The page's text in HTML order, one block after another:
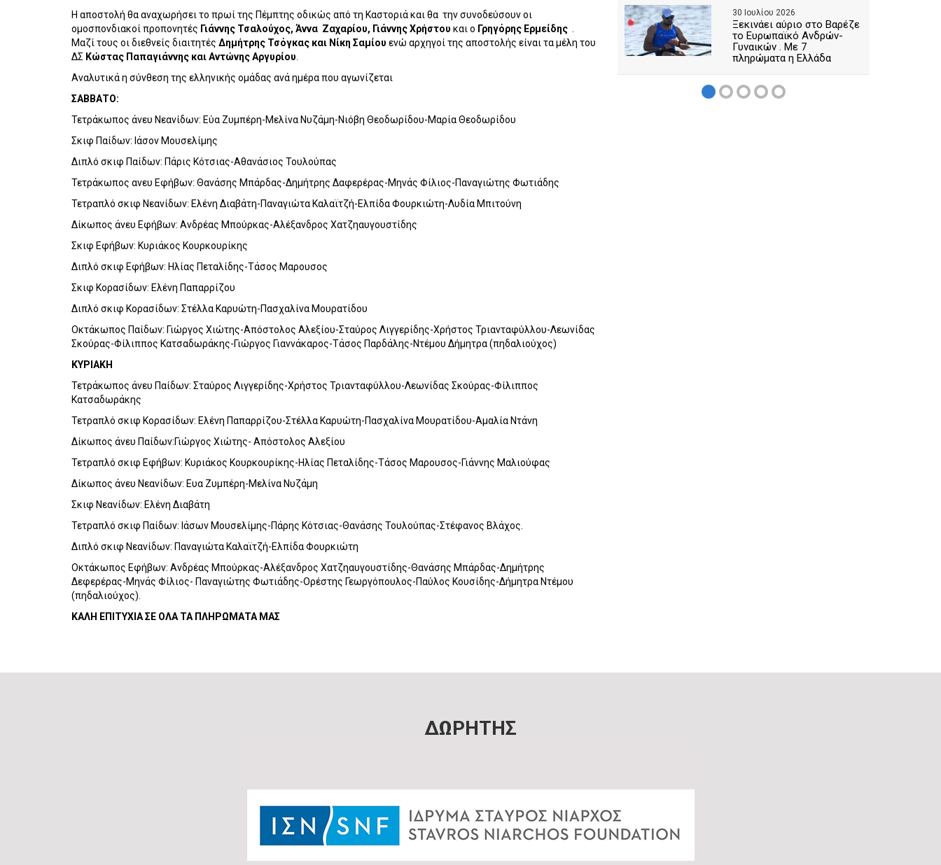
Η αποστολή θα αναχωρήσει το πρωί της Πέμπτης οδικώς από τη Καστοριά και θα την συνοδεύσουν οι
ομοσπονδιακοί προπονητές Γιάννης Τσαλούχος, Άννα Ζαχαρίου, Γιάννης Χρήστου και ο Γρηγόρης Ερμείδης
Μαζί τους οι διεθνείς διαιτητές Δημήτρης Τσόγκας και Νίκη Σαμίου ενώ αρχηγοί της αποστολής είναι τα μέλη του
ΔΣ Κώστας Παπαγιάννης και Αντώνης Αργυρίου
Αναλυτικά η σύνθεση της ελληνικής ομάδας ανά ημέρα που αγωνίζεται
ΣΑΒΒΑΤΟ:
Τετράκωπος άνευ Νεανίδων: Εύα Ζυμπέρη-Μελίνα Νυζάμη-Νιόβη Θεοδωρίδου-Μαρία Θεοδωρίδου
Σκιφ Παίδων: Ιάσον Μουσελίμης
Διπλό σκιφ Παίδων: Πάρις Κότσιας-Αθανάσιος Τουλούπας
Τετράκωπος ανευ Εφήβων: Θανάσης Μπάρδας-Δημήτρης Δαφερέρας-Μηνάς Φίλιος-Παναγιώτης Φωτιάδης
Τετραπλό σκιφ Νεανίδων: Ελένη Διαβάτη-Παναγιώτα Καλαϊτζή-Ελπίδα Φουρκιώτη-Λυδία Μπιτούνη
Δίκωπος άνευ Εφήβων: Ανδρέας Μπούρκας-Αλέξανδρος Χατζηαυγουστίδης
Σκιφ Εφήβων: Κυριάκος Κουρκουρίκης
Διπλό σκιφ Εφήβων: Ηλίας Πεταλίδης-Τάσος Μαρουσος
Σκιφ Κορασίδων: Ελένη Παπαρρίζου
Διπλό σκιφ Κορασίδων: Στέλλα Καρυώτη-Πασχαλίνα Μουρατίδου
Οκτάκωπος Παίδων: Γιώργος Χιώτης-Απόστολος Αλεξίου-Σταύρος Λιγγερίδης-Χρήστος Τριανταφύλλου-Λεωνίδας
Σκούρας-Φίλιππος Κατσαδωράκης-Γιώργος Γιαννάκαρος-Τάσος Παρδάλης-Ντέμου Δήμητρα (πηδαλιούχος)
ΚΥΡΙΑΚΗ
Τετράκωπος άνευ Παίδων: Σταύρος Λιγγερίδης-Χρήστος Τριανταφύλλου-Λεωνίδας Σκούρας-Φίλιππος
Κατσαδωράκης
Τετραπλό σκιφ Κορασίδων: Ελένη Παπαρρίζου-Στέλλα Καρυώτη-Πασχαλίνα Μουρατίδου-Αμαλία Ντάνη
Δίκωπος άνευ Παίδων:Γιώργος Χιώτης- Απόστολος Αλεξίου
Τετραπλό σκιφ Εφήβων: Κυριάκος Κουρκουρίκης-Ηλίας Πεταλίδης-Τάσος Μαρουσος-Γιάννης Μαλιούφας
Δίκωπος άνευ Νεανίδων: Ευα Ζυμπέρη-Μελίνα Νυζάμη
Σκιφ Νεανίδων: Ελένη Διαβάτη
Τετραπλό σκιφ Παίδων: Ιάσων Μουσελίμης-Πάρης Κότσιας-Θανάσης Τουλούπας-Στέφανος Βλάχος.
Διπλό σκιφ Νεανίδων: Παναγιώτα Καλαϊτζή-Ελπίδα Φουρκιώτη
Οκτάκωπος Εφήβων: Ανδρέας Μπούρκας-Αλέξανδρος Χατζηαυγουστίδης-Θανάσης Μπάρδας-Δημήτρης
Δεφερέρας-Μηνάς Φίλιος- Παναγιώτης Φωτιάδης-Ορέστης Γεωργόπουλος-Παύλος Κουσίδης-Δήμητρα Ντέμου
(πηδαλιούχος).
ΚΑΛΗ ΕΠΙΤΥΧΙΑ ΣΕ ΟΛΑ ΤΑ ΠΛΗΡΩΜΑΤΑ ΜΑΣ
30 Ιουλίου 2026
Ξεκινάει αύριο στο Βαρέζε
το Ευρωπαϊκό Ανδρών-
Γυναικών . Με 7
πληρώματα η Ελλάδα
ΔΩΡΗΤΗΣ